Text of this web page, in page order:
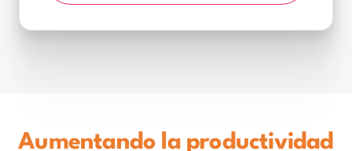
Aumentando la productividad